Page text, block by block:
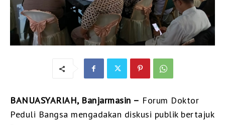
BANUASYARIAH, Banjarmasin – Forum Doktor
Peduli Bangsa mengadakan diskusi publik bertajuk